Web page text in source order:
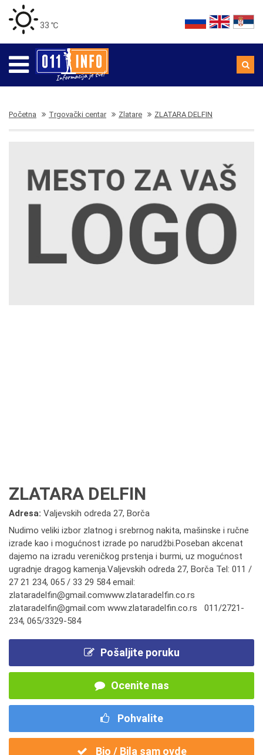
33 ℃
Početna Trgovački centar Zlatare ZLATARA DELFIN
ZLATARA DELFIN
Adresa: Valjevskih odreda 27, Borča
Nudimo veliki izbor zlatnog i srebrnog nakita, mašinske i ručne
izrade kao i mogućnost izrade po narudžbi.Poseban akcenat
dajemo na izradu vereničkog prstenja i burmi, uz mogućnost
ugradnje dragog kamenja.Valjevskih odreda 27, Borča Tel: 011 /
27 21 234, 065 / 33 29 584 email:
zlataradelfin@gmail.comwww.zlataradelfin.co.rs
zlataradelfin@gmail.com www.zlataradelfin.co.rs 011/2721-
234, 065/3329-584
Pošaljite poruku
Ocenite nas
Pohvalite
Bio / Bila sam ovde